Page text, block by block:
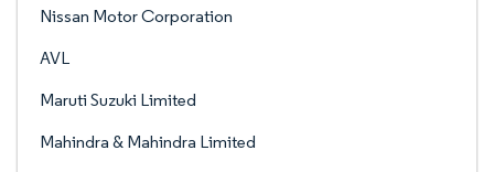
Nissan Motor Corporation
AVL
Maruti Suzuki Limited
Mahindra & Mahindra Limited